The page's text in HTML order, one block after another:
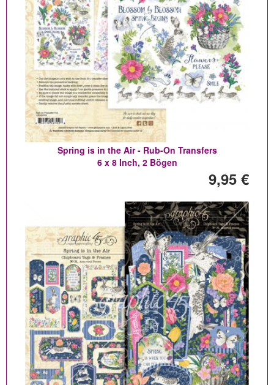
Spring is in the Air - Rub-On Transfers
6 x 8 Inch, 2 Bögen
9,95 €